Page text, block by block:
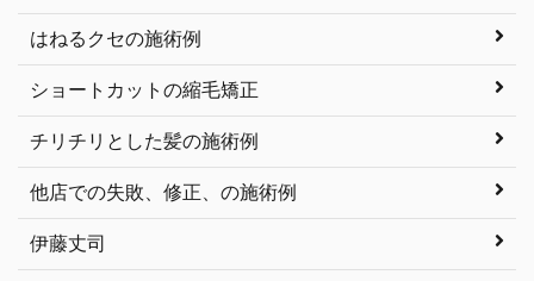
はねるクセの施術例
ショートカットの縮毛矯正
チリチリとした髪の施術例
他店での失敗、修正、の施術例
伊藤丈司